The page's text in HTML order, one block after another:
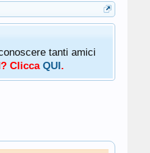
tanti amici
Clicca QUI.